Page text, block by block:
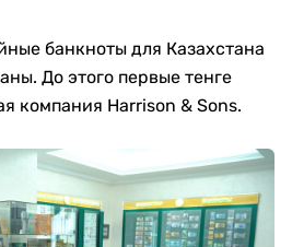
банкноты для Казахстана
До этого первые тенге
компания Harrison & Sons.